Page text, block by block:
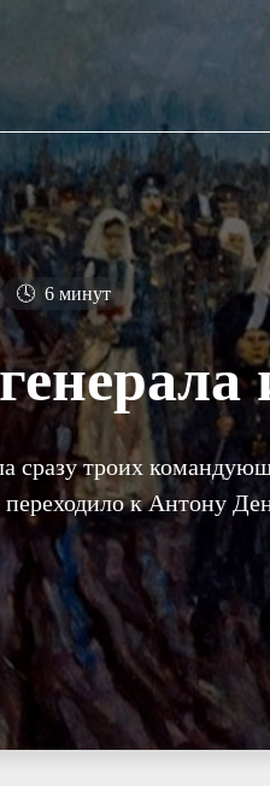
🕓 6 минут
сразу троих
переходило к Антону